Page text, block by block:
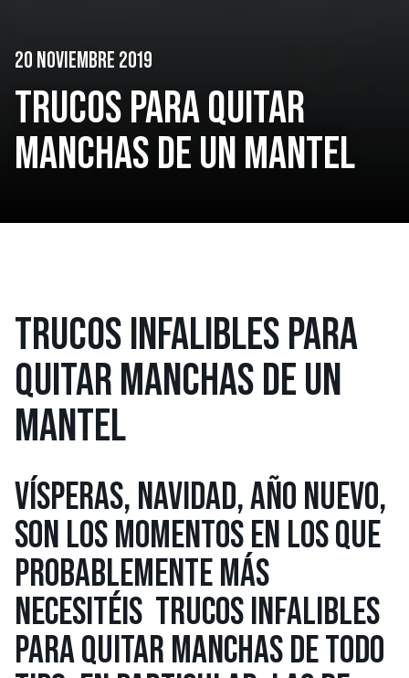
20 NOVIEMBRE 2019
TRUCOS PARA QUITAR
MANCHAS DE UN MANTEL
TRUCOS INFALIBLES PARA
QUITAR MANCHAS DE UN
MANTEL
VÍSPERAS, NAVIDAD, AÑO NUEVO,
SON LOS MOMENTOS EN LOS QUE
PROBABLEMENTE MÁS
NECESITÉIS TRUCOS INFALIBLES
PARA QUITAR MANCHAS DE TODO